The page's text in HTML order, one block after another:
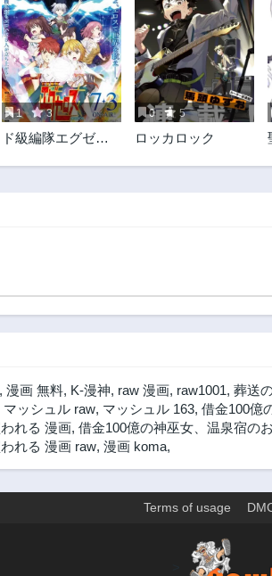
1 3
ド級編隊エグゼロ
0 5
ロッカロック
, 漫画 無料, K-漫神, raw 漫画, raw1001, 葬送
マッシュル raw, マッシュル 163, 借金100億
れる 漫画, 借金100億の神巫女、温泉宿の
れる 漫画 raw, 漫画 koma,
Terms of usage